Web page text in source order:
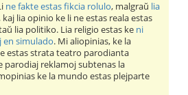
ne fakte estas fikcia rolulo, malgraŭ lia
kaj lia opinio ke li ne estas reala estas
lia politiko. Lia religio estas ke ni
en simulado. Mi aliopinias, ke la
estas strata teatro parodianta
parodiaj reklamoj subtenas la
ke la mundo estas plejparte